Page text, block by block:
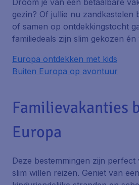
Droom je van een betaalbare
gezin? Of jullie nu zandkastelen
of samen op ontdekkingstocht
familiedeals zijn slim gekozen én
Europa ontdekken met kids
Buiten Europa op avontuur
Familievakanties
Europa
Deze bestemmingen zijn
slim willen reizen. Geniet van